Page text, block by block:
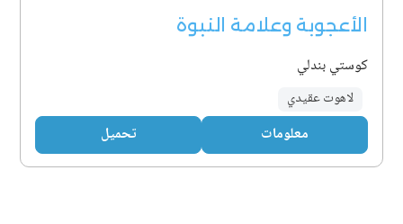
الأعجوبة وعلامة النبوة
كوستي بندلي
لاهوت عقيدي
معلومات تحميل